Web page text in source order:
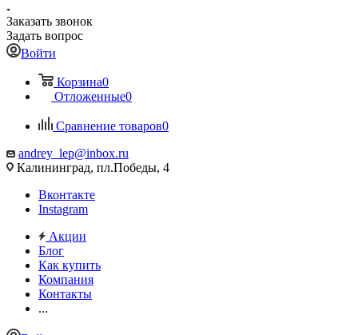
Заказать звонок
Задать вопрос
Войти
Корзина0
Отложенные0
Сравнение товаров0
andrey_lep@inbox.ru
Калининград, пл.Победы, 4
Вконтакте
Instagram
Акции
Блог
Как купить
Компания
Контакты
...